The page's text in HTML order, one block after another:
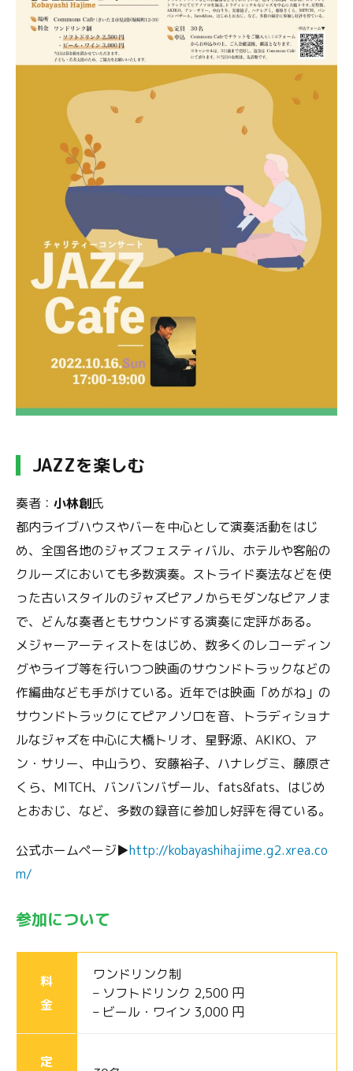
JAZZを楽しむ
奏者： 小林創氏
都内ライブハウスやバーを中心として演奏活動をはじ
め、全国各地のジャズフェスティバル、ホテルや客船の
クルーズにおいても多数演奏。ストライド奏法などを使
った古いスタイルのジャズピアノからモダンなピアノま
で、どんな奏者ともサウンドする演奏に定評がある。
メジャーアーティストをはじめ、数多くのレコーディン
グやライブ等を行いつつ映画のサウンドトラックなどの
作編曲なども手がけている。近年では映画「めがね」の
サウンドトラックにてピアノソロを音、トラディショナ
ルなジャズを中心に大橋トリオ、星野源、AKIKO、ア
ン・サリー、中山うり、安藤裕子、ハナレグミ、藤原さ
くら、MITCH、バンバンバザール、fats&fats、はじめ
とおおじ、など、多数の録音に参加し好評を得ている。
公式ホームページ▶︎http://kobayashihajime.g2.xrea.co
m/
参加について
料
金
ワンドリンク制
– ソフトドリンク 2,500 円
– ビール・ワイン 3,000 円
定